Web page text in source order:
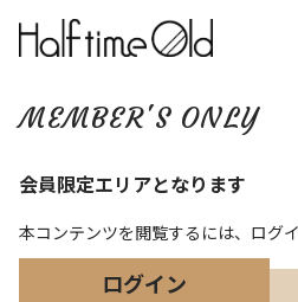
MEMBER'S ONLY
会員限定エリアとなります
本コンテンツを閲覧するには、ログ
ログイン